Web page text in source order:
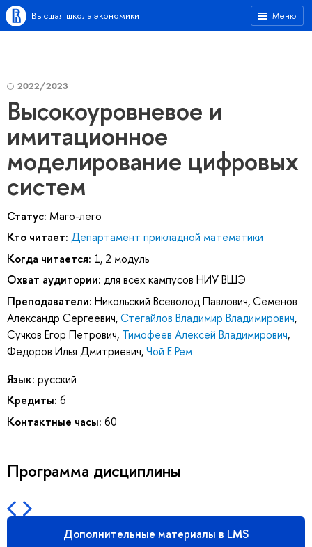
Меню
Высшая школа экономики
2022/2023
Высокоуровневое и
имитационное
моделирование цифровых
систем
Статус: Маго-лего
Кто читает: Департамент прикладной математики
Когда читается: 1, 2 модуль
Охват аудитории: для всех кампусов НИУ ВШЭ
Преподаватели: Никольский Всеволод Павлович,Семенов
Александр Сергеевич,Стегайлов Владимир Владимирович,
Сучков Егор Петрович, Тимофеев Алексей Владимирович,
Федоров Илья Дмитриевич,Чой Е Рем
Язык: русский
Кредиты: 6
Контактные часы: 60
Программа дисциплины
Дополнительные материалы в LMS